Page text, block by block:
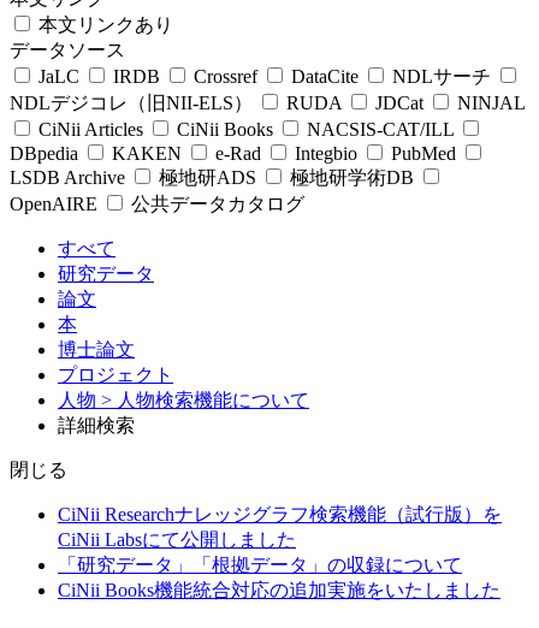
本文リンクあり
データソース
JaLC
IRDB Crossref DataCite
NDLサーチ
NDLデジコレ（旧NII-ELS）
RUDA JDCat
NINJAL
CiNii Articles
CiNii Books
NACSIS-CAT/ILL
DBpedia
KAKEN e-Rad Integbio
PubMed
LSDB Archive
極地研ADS
極地研学術DB
OpenAIRE
公共データカタログ
すべて
研究データ
論文
本
博士論文
プロジェクト
人物 > 人物検索機能について
詳細検索
閉じる
CiNii Researchナレッジグラフ検索機能（試行版）を
CiNii Labsにて公開しました
「研究データ」「根拠データ」の収録について
CiNii Books機能統合対応の追加実施をいたしました